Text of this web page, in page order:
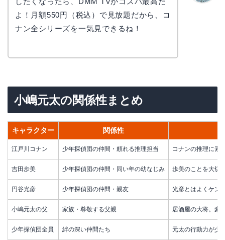
よ！月額550円（税込）で見放題だから、コ
ナン全シリーズを一気見できるね！
小嶋元太の関係性まとめ
キャラクター 関係性
江戸川コナン 少年探偵団の仲間・頼れる推理担当 コナンの推理に素
吉田歩美 少年探偵団の仲間・同い年の幼なじみ 歩美のことを大切
円谷光彦 少年探偵団の仲間・親友 光彦とはよくケン
小嶋元太の父 家族・尊敬する父親 居酒屋の大将。豪
少年探偵団全員 絆の深い仲間たち 元太の行動力が少